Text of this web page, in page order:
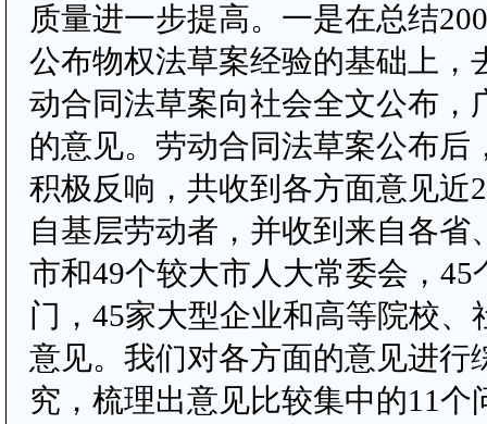
质量进一步提高。一是在总结
公布物权法草案经验的基础上，
动合同法草案向社会全文公布，
的意见。劳动合同法草案公布后
积极反响，共收到各方面意见近
自基层劳动者，并收到来自各省
市和49个较大市人大常委会，45
门，45家大型企业和高等院校、
意见。我们对各方面的意见进行
究，梳理出意见比较集中的11个